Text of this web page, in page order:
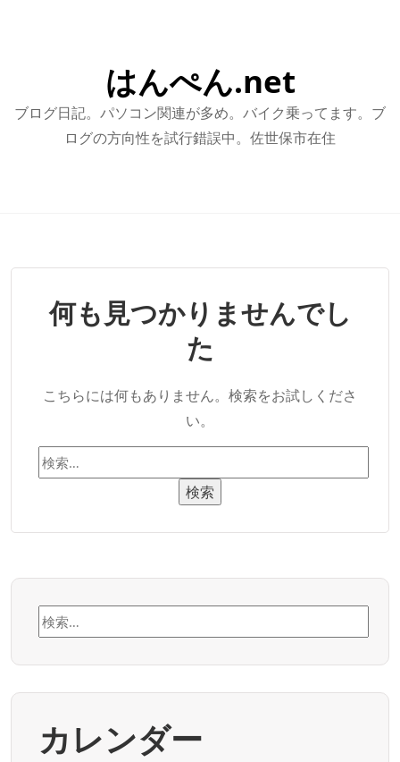
はんぺん.net
ブログ日記。パソコン関連が多め。バイク乗ってます。ブ
ログの方向性を試行錯誤中。佐世保市在住
何も見つかりませんでし
た
こちらには何もありません。検索をお試しくださ
い。
索:
検
索:
カレンダー